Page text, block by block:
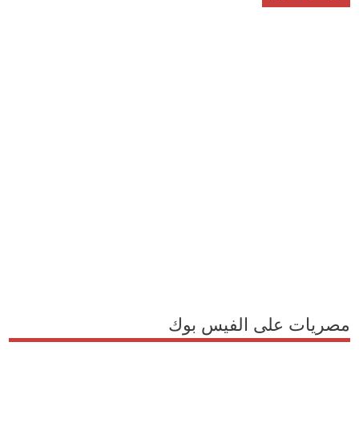
مصريات على الفيس بوك